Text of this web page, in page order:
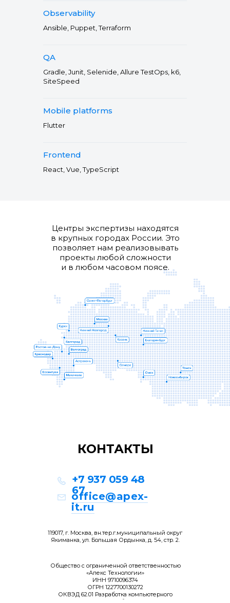
Observability
Ansible, Puppet, Terraform
QA
Gradle, Junit, Selenide, Allure TestOps, k6,
SiteSpeed
Mobile platforms
Frontend
Flutter
React, Vue, TypeScript
Центры экспертизы находятся
в крупных городах России. Это
позволяет нам реализовывать
проекты любой сложности
и в любом часовом поясе.
КОНТАКТЫ
119017, г. Москва, вн.тер.г.муниципальный округ
Якиманка, ул. Большая Ордынка, д. 54, стр. 2.
office@apex-
it.ru
+7 937 059 48
67
Общество с ограниченной ответственностью
«Апекс Технологии»
ИНН 9710096374
ОГРН 1227700130272
ОКВЭД 62.01 Разработка компьютерного
программного обеспечения